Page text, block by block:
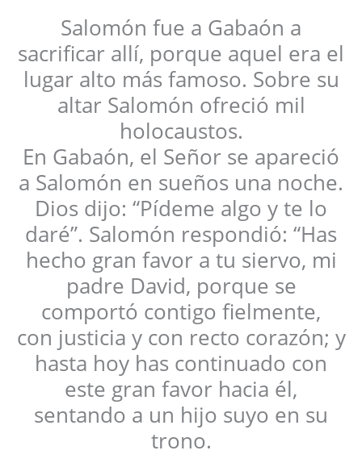
Salomón fue a Gabaón a
sacrificar allí, porque aquel era el
lugar alto más famoso. Sobre su
altar Salomón ofreció mil
holocaustos.
En Gabaón, el Señor se apareció
a Salomón en sueños una noche.
Dios dijo: “Pídeme algo y te lo
daré”. Salomón respondió: “Has
hecho gran favor a tu siervo, mi
padre David, porque se
comportó contigo fielmente,
con justicia y con recto corazón; y
hasta hoy has continuado con
este gran favor hacia él,
sentando a un hijo suyo en su
trono.